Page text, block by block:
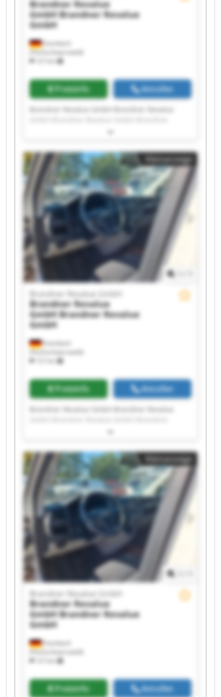
Eisenbach
(Hochschwarzwald)
Brandner Revalue
GmbHBrandner Revalue
GmbH
Preisinfo Anrufen
Revalue GmbH Brandner Revalue GmbH
GmbH Brandner Revalue GmbH Brandner
Revalue GmbH Brandner Revalue GmbH
Brandner Revalue GmbH Brandner Revalue
GmbH Brandner Revalue GmbH Brandner
Revalue GmbH Brandner Revalue GmbH
Brandner Revalue GmbH Brandner Revalue
GmbH Brandner Revalue GmbH Brandner
Revalue GmbH Brandner Revalue GmbH
Kleinanzeige
Eisenbach
(Hochschwarzwald)
Brandner Revalue GmbH
Brandner Revalue
GmbHBrandner Revalue
GmbH
Preisinfo Anrufen
Revalue GmbH Brandner Revalue GmbH
GmbH Brandner Revalue GmbH Brandner
Revalue GmbH Brandner Revalue GmbH
Brandner Revalue GmbH Brandner Revalue
GmbH Brandner Revalue GmbH Brandner
Revalue GmbH Brandner Revalue GmbH
Brandner Revalue GmbH Brandner Revalue
GmbH Brandner Revalue GmbH Brandner
Revalue GmbH Brandner Revalue GmbH
Kleinanzeige
Eisenbach
(Hochschwarzwald)
Brandner Revalue GmbH
Brandner Revalue
GmbHBrandner Revalue
GmbH
Preisinfo Anrufen